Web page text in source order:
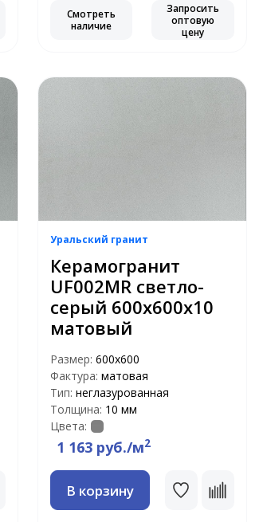
Смотреть
наличие
Запросить
оптовую
цену
Уральский гранит
Керамогранит
UF002MR светло-
серый 600х600х10
матовый
Размер: 600х600
Фактура: матовая
Тип: неглазурованная
Толщина: 10 мм
Цвета:
1 163 руб./м2
В корзину